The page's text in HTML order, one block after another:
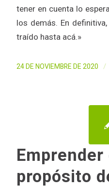
tener en cuenta lo
los demás. En
traído hasta acá.»
24 DE NOVIEMBRE DE 2020 /
Emprender
propósito